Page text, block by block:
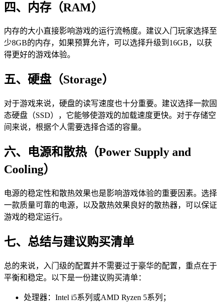
四、内存（RAM）
内存的大小直接影响游戏的运行流畅度。建议入门玩家选择至
少8GB的内存，如果预算允许，可以选择升级到16GB，以获
得更好的游戏体验。
五、硬盘（Storage）
对于游戏来说，硬盘的读写速度也十分重要。建议选择一款固
态硬盘（SSD），它能够使游戏的加载速度更快。对于存储空
间来说，根据个人需要选择合适的容量。
六、电源和散热（Power Supply and
Cooling）
电源的稳定性和散热效果也是影响游戏体验的重要因素。选择
一款质量可靠的电源，以及散热效果良好的散热器，可以保证
游戏的稳定运行。
七、总结与建议购买清单
总的来说，入门级的配置并不需要过于豪华的配置，重点在于
平衡和稳定。以下是一份建议购买清单：
处理器：Intel i5系列或AMD Ryzen 5系列；